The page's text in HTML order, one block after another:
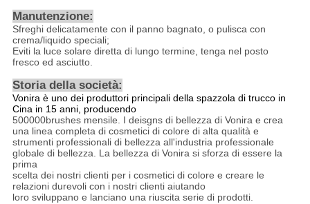
Manutenzione:
Sfreghi delicatamente con il panno bagnato, o pulisca con
crema/liquido speciali;
Eviti la luce solare diretta di lungo termine, tenga nel posto
fresco ed asciutto.
Storia della società:
Vonira è uno dei produttori principali della spazzola di trucco in
Cina in 15 anni, producendo
500000brushes mensile. I deisgns di bellezza di Vonira e crea
una linea completa di cosmetici di colore di alta qualità e
strumenti professionali di bellezza all'industria professionale
globale di bellezza. La bellezza di Vonira si sforza di essere la
prima
scelta dei nostri clienti per i cosmetici di colore e creare le
relazioni durevoli con i nostri clienti aiutando
loro sviluppano e lanciano una riuscita serie di prodotti.